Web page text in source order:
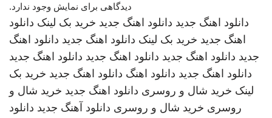
دیدگاهی برای نمایش وجود ندارد.
دانلود اهنگ جدید دانلود اهنگ جدید خرید بک لینک دانلود
اهنگ جدید خرید بک لینک دانلود اهنگ جدید دانلود اهنگ
جدید دانلود اهنگ جدید دانلود اهنگ جدید دانلود اهنگ جدید
دانلود اهنگ جدید دانلود اهنگ دانلود اهنگ جدید خرید بک
لینک خرید شال و روسری دانلود اهنگ جدید خرید شال و
روسری خرید شال و روسری دانلود آهنگ جدید دانلود